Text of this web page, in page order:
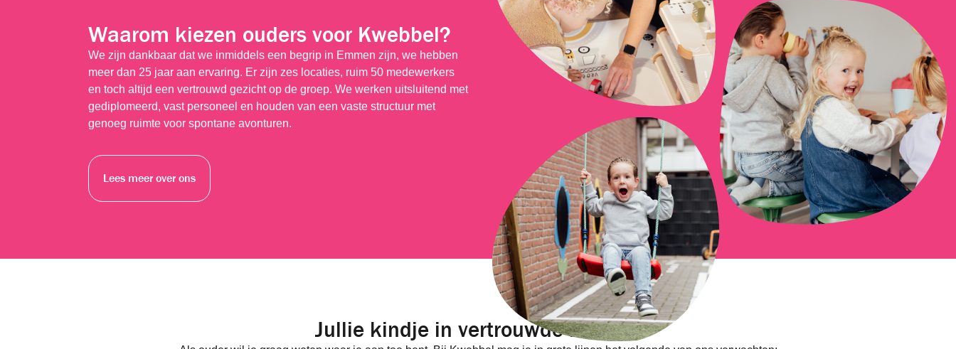
Waarom kiezen ouders voor Kwebbel?
We zijn dankbaar dat we inmiddels een begrip in Emmen zijn, we hebben
meer dan 25 jaar aan ervaring. Er zijn zes locaties, ruim 50 medewerkers
en toch altijd een vertrouwd gezicht op de groep. We werken uitsluitend met
gediplomeerd, vast personeel en houden van een vaste structuur met
genoeg ruimte voor spontane avonturen.
Lees meer over ons
Jullie kindje in vertrouwde handen